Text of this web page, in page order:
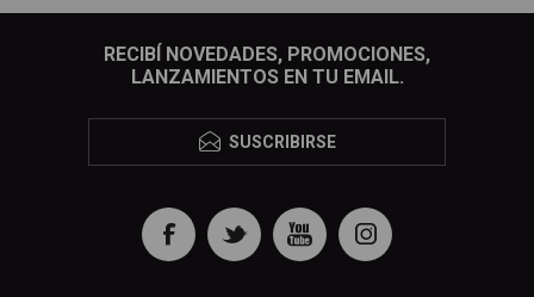
RECIBÍ NOVEDADES, PROMOCIONES,
LANZAMIENTOS EN TU EMAIL.
SUSCRIBIRSE